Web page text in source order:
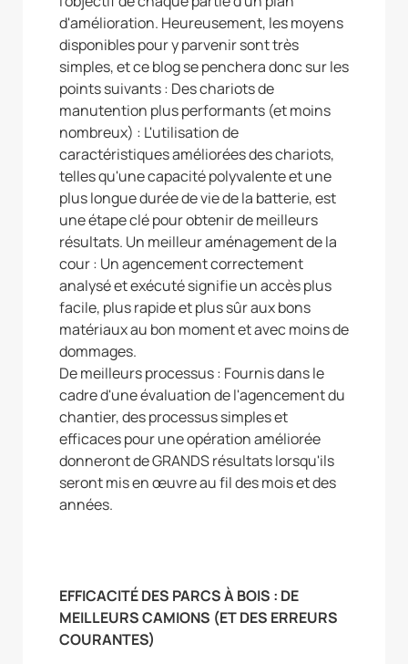
d'amélioration. Heureusement, les moyens
disponibles pour y parvenir sont très
simples, et ce blog se penchera donc sur les
points suivants : Des chariots de
manutention plus performants (et moins
nombreux) : L'utilisation de
caractéristiques améliorées des chariots,
telles qu'une capacité polyvalente et une
plus longue durée de vie de la batterie, est
une étape clé pour obtenir de meilleurs
résultats. Un meilleur aménagement de la
cour : Un agencement correctement
analysé et exécuté signifie un accès plus
facile, plus rapide et plus sûr aux bons
matériaux au bon moment et avec moins de
dommages.
De meilleurs processus : Fournis dans le
cadre d'une évaluation de l'agencement du
chantier, des processus simples et
efficaces pour une opération améliorée
donneront de GRANDS résultats lorsqu'ils
seront mis en œuvre au fil des mois et des
années.
EFFICACITÉ DES PARCS À BOIS : DE
MEILLEURS CAMIONS (ET DES ERREURS
COURANTES)